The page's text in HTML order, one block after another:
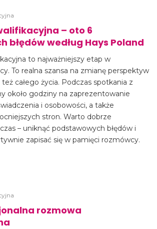
– oto 6
błędów według Hays Poland
to najważniejszy etap w
To realna szansa na zmianę perspektyw
całego życia. Podczas spotkania z
około godziny na zaprezentowanie
i osobowości, a także
stron. Warto dobrze
– uniknąć podstawowych błędów i
zapisać się w pamięci rozmówcy.
rozmowa